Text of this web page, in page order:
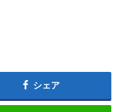
シェア